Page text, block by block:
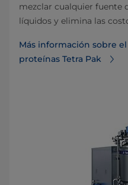
mezclar cualquier fuente
líquidos y elimina las
Más información sobre
proteínas Tetra Pak